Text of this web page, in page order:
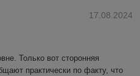
17.08.2024
Только вот сторонняя
практически по факту, что